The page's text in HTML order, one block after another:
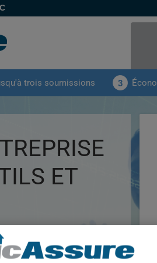
trois soumissions 3
ET
une entreprise
et bien vous